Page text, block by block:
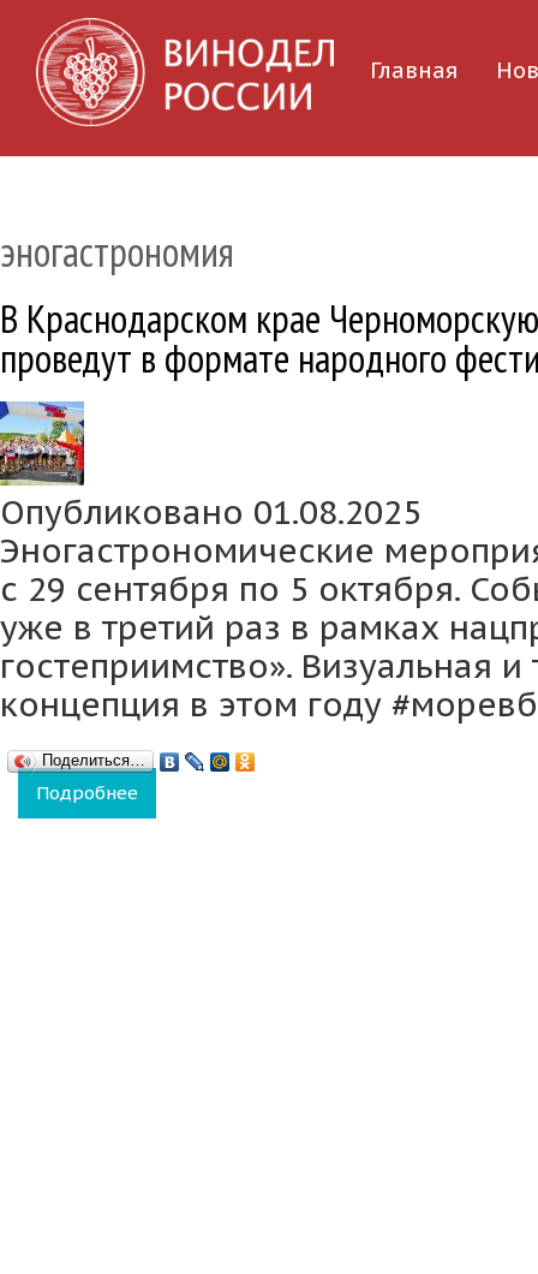
Главная
эногастрономия
В Краснодарском крае
проведут в формате народного
Опубликовано 01.08.2025
Эногастрономические
с 29 сентября по 5 октября.
уже в третий раз в рамках
гостеприимство». Визуальная и
концепция в этом году
Поделиться…
Подробнее